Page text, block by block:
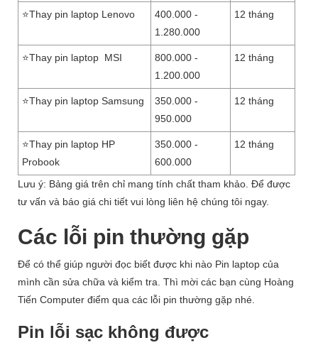
⭐Thay pin laptop Lenovo
400.000 -
1.280.000
12 tháng
⭐Thay pin laptop MSI
800.000 -
1.200.000
12 tháng
⭐Thay pin laptop Samsung
350.000 -
950.000
12 tháng
⭐Thay pin laptop HP
Probook
350.000 -
600.000
12 tháng
Lưu ý: Bảng giá trên chỉ mang tính chất tham khảo. Để được
tư vấn và báo giá chi tiết vui lòng liên hệ chúng tôi ngay.
Các lỗi pin thường gặp
Để có thể giúp người đọc biết được khi nào Pin laptop của
mình cần sửa chữa và kiểm tra. Thì mời các bạn cùng Hoàng
Tiến Computer điểm qua các lỗi pin thường gặp nhé.
Pin lỗi sạc không được